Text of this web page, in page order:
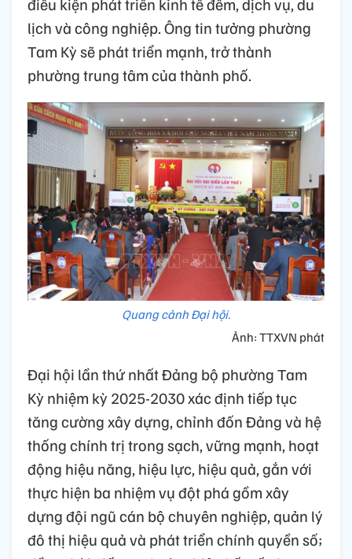
lịch và công nghiệp. Ông tin tưởng phường
Tam Kỳ sẽ phát triển mạnh, trở thành
phường trung tâm của thành phố.
Quang cảnh Đại hội.
Ảnh: TTXVN phát
Đại hội lần thứ nhất Đảng bộ phường Tam
Kỳ nhiệm kỳ 2025-2030 xác định tiếp tục
tăng cường xây dựng, chỉnh đốn Đảng và hệ
thống chính trị trong sạch, vững mạnh, hoạt
động hiệu năng, hiệu lực, hiệu quả, gắn với
thực hiện ba nhiệm vụ đột phá gồm xây
dựng đội ngũ cán bộ chuyên nghiệp, quản lý
đô thị hiệu quả và phát triển chính quyền số;